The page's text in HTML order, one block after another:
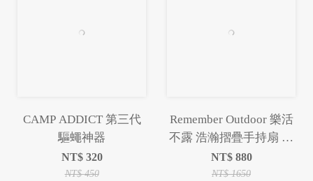
CAMP ADDICT 第三代
驅蠅神器
NT$ 320
NT$450
Remember Outdoor 樂活
不露 浩瀚摺疊手持扇 手
持扇 摺疊手持扇 摺疊扇
風扇 製冷 露營
NT$ 880
NT$1650